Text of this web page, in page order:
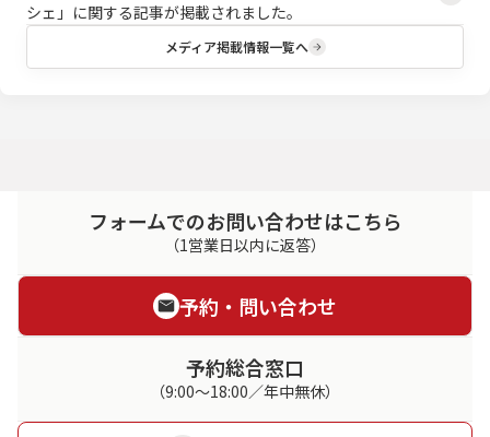
シェ」に関する記事が掲載されました。
メディア掲載情報一覧へ
フォームでのお問い合わせはこちら
（1営業日以内に返答）
予約・問い合わせ
予約総合窓口
（9:00～18:00／年中無休）